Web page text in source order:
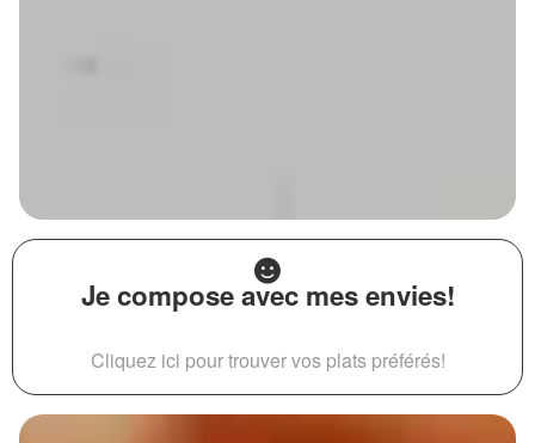
Je compose avec mes envies!
Cliquez ici pour trouver vos plats préférés!